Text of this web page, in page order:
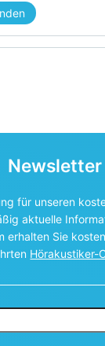
Newsletter
für unseren
aktuelle
erhalten Sie
Hörakustiker-